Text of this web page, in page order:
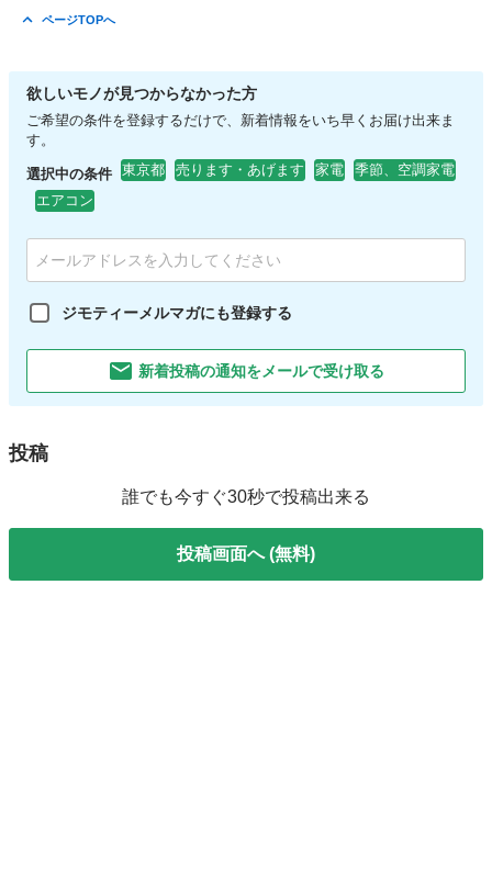
ページTOPへ
欲しいモノが見つからなかった方
ご希望の条件を登録するだけで、新着情報をいち早くお届け出来ま
す。
選択中の条件 東京都 売ります・あげます 家電
季節、空調家電
エアコン
ジモティーメルマガにも登録する
新着投稿の通知をメールで受け取る
投稿
誰でも今すぐ30秒で投稿出来る
投稿画面へ (無料)